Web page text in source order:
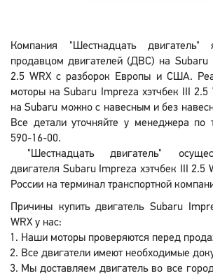
Компания "Шестнадцать двигатель"
продавцом двигателей (ДВС) на Subaru
2.5 WRX с разборок Европы и США.
моторы на Subaru Impreza хэтчбек III 2.5
на Subaru можно с навесным и без
Все детали уточняйте у менеджера по
590-16-00.
"Шестнадцать двигатель"
двигателя Subaru Impreza хэтчбек III 2.5
России на терминал транспортной
Причины купить двигатель Subaru
WRX у нас:
Наши моторы проверяются перед
Все двигатели имеют необходимые
Мы доставляем двигатель во все